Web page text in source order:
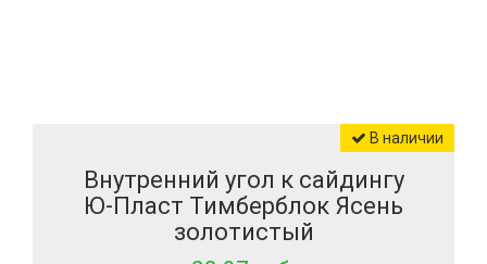
В наличии
Внутренний угол к сайдингу
Ю-Пласт Тимберблок Ясень
золотистый